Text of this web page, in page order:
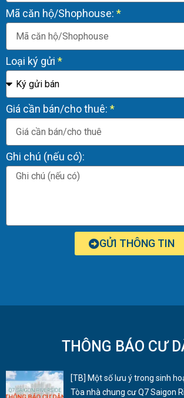
Mã căn hộ/Shophouse:
Loại ký gửi
Giá cần bán/cho thuê:
Ghi chú (nếu có):
GỬI THÔNG TIN
THÔNG BÁO CƯ
[TB] Một số lưu ý trong sinh
Tòa nhà chung cư Q7 Saigon